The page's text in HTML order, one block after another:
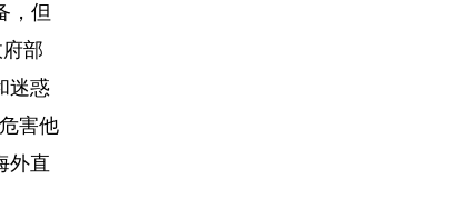
，但
部
迷惑
害他
外直